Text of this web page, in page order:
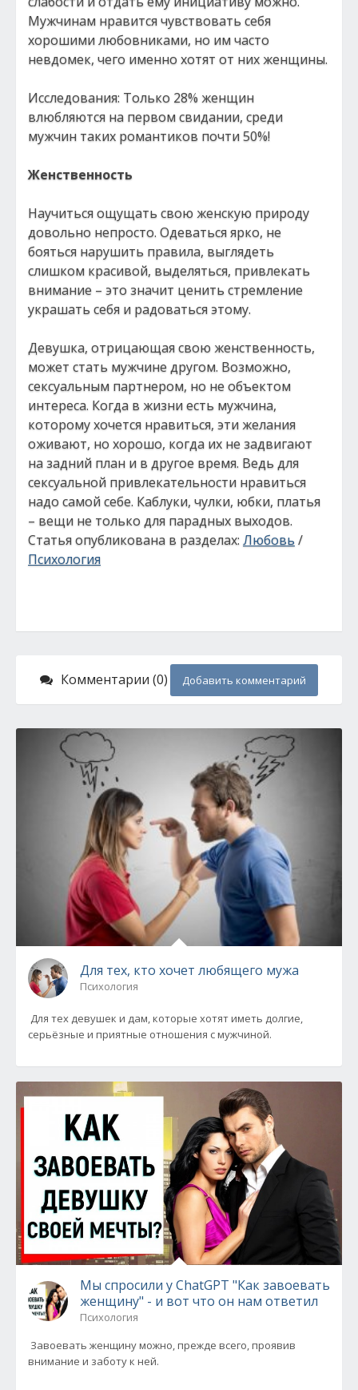
Мужчинам нравится чувствовать себя
хорошими любовниками, но им часто
невдомек, чего именно хотят от них женщины.
Исследования: Только 28% женщин
влюбляются на первом свидании, среди
мужчин таких романтиков почти 50%!
Женственность
Научиться ощущать свою женскую природу
довольно непросто. Одеваться ярко, не
бояться нарушить правила, выглядеть
слишком красивой, выделяться, привлекать
внимание – это значит ценить стремление
украшать себя и радоваться этому.
Девушка, отрицающая свою женственность,
может стать мужчине другом. Возможно,
сексуальным партнером, но не объектом
интереса. Когда в жизни есть мужчина,
которому хочется нравиться, эти желания
оживают, но хорошо, когда их не задвигают
на задний план и в другое время. Ведь для
сексуальной привлекательности нравиться
надо самой себе. Каблуки, чулки, юбки, платья
– вещи не только для парадных выходов.
Статья опубликована в разделах: Любовь/
Психология
Комментарии (0) Добавить комментарий
Для тех, кто хочет любящего мужа
Психология
Для тех девушек и дам, которые хотят иметь долгие,
серьёзные и приятные отношения с мужчиной.
Мы спросили у ChatGPT "Как завоевать
женщину" - и вот что он нам ответил
Психология
Завоевать женщину можно, прежде всего, проявив
внимание и заботу к ней.